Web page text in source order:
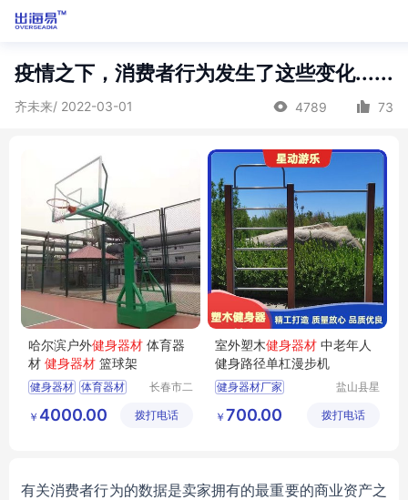
疫情之下，消费者行为发生了这些变化......
齐未来/ 2022-03-01 4789 73
哈尔滨户外健身器材 体育器
材 健身器材 篮球架
健身器材 体育器材
长春市二
五金产品
￥ 4000.00 拨打电话
室外塑木健身器材 中老年人
健身路径单杠漫步机
健身器材厂家
健身器材价格
盐山县星
施厂
￥ 700.00 拨打电话
有关消费者行为的数据是卖家拥有的最重要的商业资产之